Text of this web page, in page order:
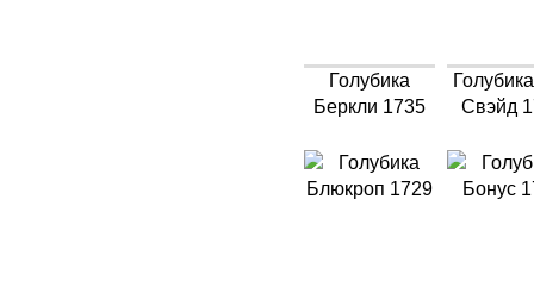
Голубика
Беркли 1735
Свэйд